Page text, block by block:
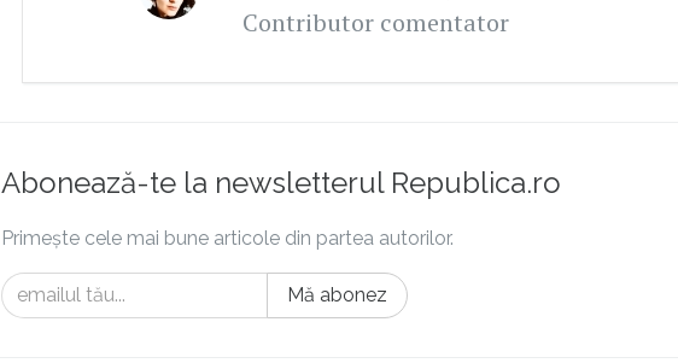
Contributor comentator
Abonează-te la newsletterul Republica.ro
Primește cele mai bune articole din partea autorilor.
Mă abonez